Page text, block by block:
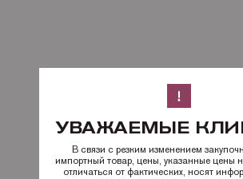
УВАЖАЕМЫЕ
В связи с резким изменением
импортный товар, цены, указанные цены
отличаться от фактических, носят